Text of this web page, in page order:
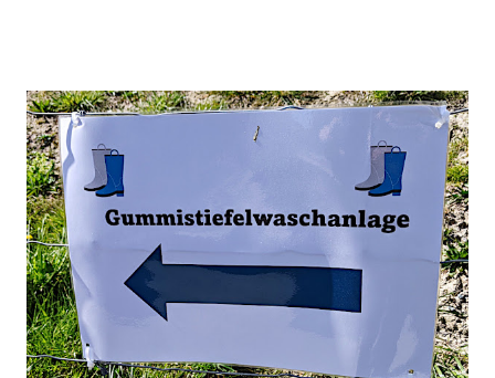
unauffälliger machen muss, damit die KI rechtslastig
argumentiert. So wird jetzt berichtet, dass der neue Grok
bei diversen Anfragen zu kontroversen Themen auf dem
Weg zu einer Antwort erst einmal Elons eigene Sicht der
Dinge auf Twitter abfragen und entscheidend relevant
verarbeiten muss. Das ist lächerlich und gefährlich
zugleich. Denn eine Information fehlt noch, Grok soll
künftig in den US-amerikanischen Behörden mitarbeiten,
zuvord...